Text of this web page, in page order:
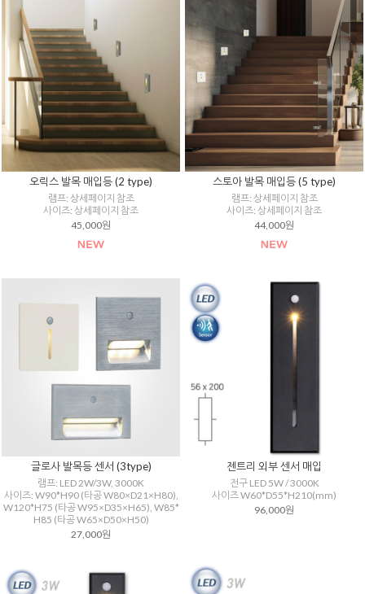
오릭스 발목 매입등 (2 type)
램프: 상세페이지 참조
사이즈: 상세페이지 참조
45,000원
스토아 발목 매입등 (5 type)
램프: 상세페이지 참조
사이즈: 상세페이지 참조
44,000원
글로사 발목등 센서 (3type)
램프: LED 2W/3W, 3000K
사이즈: W90*H90 (타공 W80×D21×H80),
W120*H75 (타공 W95×D35×H65), W85*
H85 (타공 W65×D50×H50)
27,000원
젠트리 외부 센서 매입
전구 LED 5W / 3000K
사이즈 W60*D55*H210(mm)
96,000원